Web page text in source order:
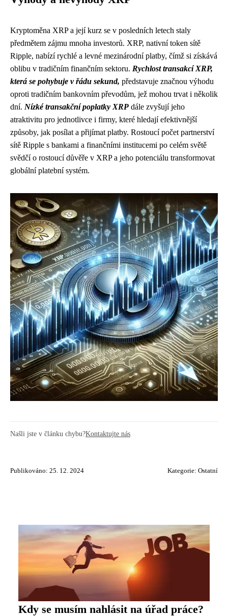
Kryptoměna XRP a její kurz se v posledních letech staly
předmětem zájmu mnoha investorů. XRP, nativní token sítě
Ripple, nabízí rychlé a levné mezinárodní platby, čímž si získává
oblibu v tradičním finančním sektoru. Rychlost transakcí XRP,
která se pohybuje v řádu sekund, představuje značnou výhodu
oproti tradičním bankovním převodům, jež mohou trvat i několik
dní. Nízké transakční poplatky XRP dále zvyšují jeho
atraktivitu pro jednotlivce i firmy, které hledají efektivnější
způsoby, jak posílat a přijímat platby. Rostoucí počet partnerství
sítě Ripple s bankami a finančními institucemi po celém světě
svědčí o rostoucí důvěře v XRP a jeho potenciálu transformovat
globální platební systém.
Našli jste v článku chybu?Kontaktujte nás
Publikováno: 25. 12. 2024 Kategorie: Ostatní
Kdy se musím nahlásit na úřad práce?